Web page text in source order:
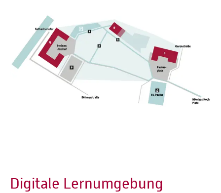
Digitale Lernumgebung